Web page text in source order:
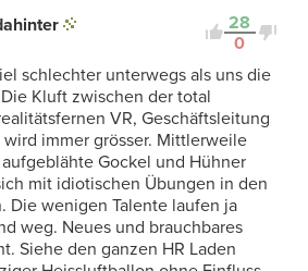
28
0
schlechter unterwegs als uns die
Kluft zwischen der total
VR, Geschäftsleitung
wird immer grösser. Mittlerweile
Gockel und Hühner
mit idiotischen Übungen in den
Die wenigen Talente laufen ja
weg. Neues und brauchbares
Siehe den ganzen HR Laden